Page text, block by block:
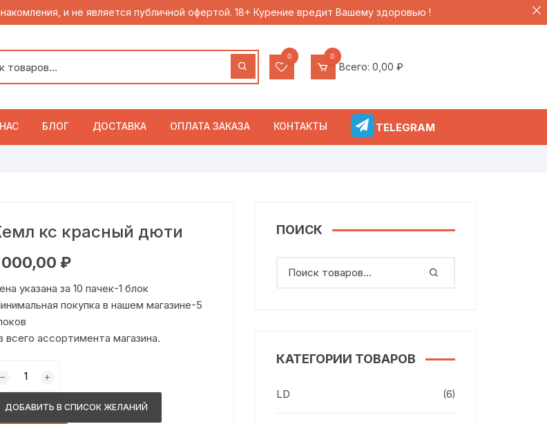
и не является публичной офертой. 18+ Курение вредит Вашему здоровью !
0 0
Всего: 0,00 ₽
БЛОГ ДОСТАВКА ОПЛАТА ЗАКАЗА КОНТАКТЫ TELEGRAM
кс красный дюти
000,00 ₽
указана за 10 пачек-1 блок
покупка в нашем магазине-5
всего ассортимента магазина.
ДОБАВИТЬ В СПИСОК ЖЕЛАНИЙ
ПОИСК
КАТЕГОРИИ ТОВАРОВ
LD (6)